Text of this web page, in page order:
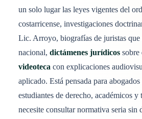
un solo lugar las leyes vigentes del
costarricense, investigaciones
Lic. Arroyo, biografías de juristas que
nacional, dictámenes jurídicos sobre
videoteca con explicaciones
aplicado. Está pensada para
estudiantes de derecho, académicos y
necesite consultar normativa seria sin